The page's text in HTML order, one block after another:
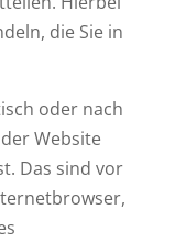
die Sie in
oder nach
Website
Das sind vor